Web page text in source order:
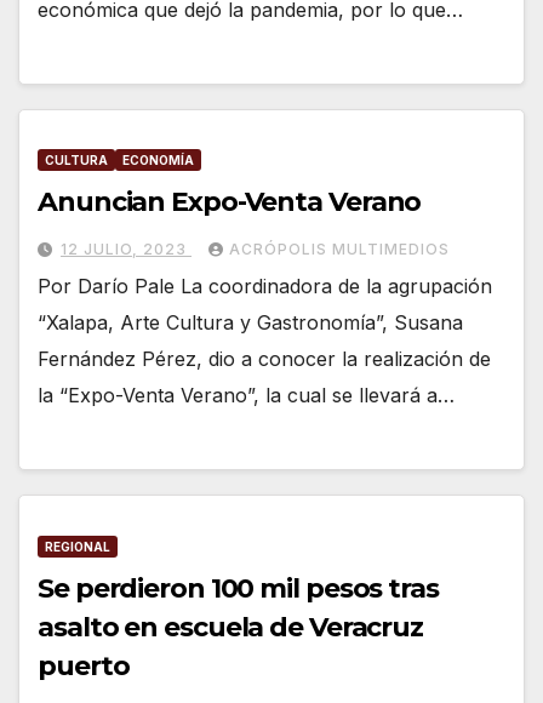
económica que dejó la pandemia, por lo que…
CULTURA ECONOMÍA
Anuncian Expo-Venta Verano
12 JULIO, 2023 ACRÓPOLIS MULTIMEDIOS
Por Darío Pale La coordinadora de la agrupación
“Xalapa, Arte Cultura y Gastronomía”, Susana
Fernández Pérez, dio a conocer la realización de
la “Expo-Venta Verano”, la cual se llevará a…
REGIONAL
Se perdieron 100 mil pesos tras
asalto en escuela de Veracruz
puerto